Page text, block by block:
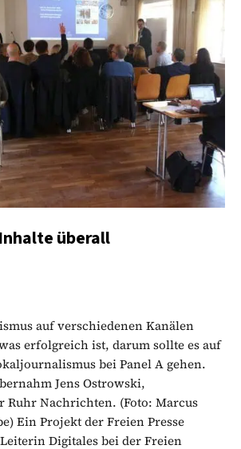
überall
auf verschiedenen Kanälen
erfolgreich ist, darum sollte es auf
bei Panel A gehen.
Jens Ostrowski,
Ruhr Nachrichten. (Foto: Marcus
Ein Projekt der Freien Presse
Digitales bei der Freien